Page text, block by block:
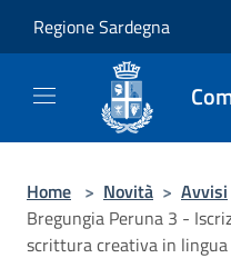
Regione Sardegna
Home > Novità > Avvisi
Bregungia Peruna 3 -
scrittura creativa in lingua